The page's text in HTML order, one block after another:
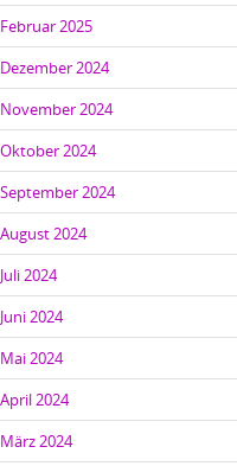
Februar 2025
Dezember 2024
November 2024
Oktober 2024
September 2024
August 2024
Juli 2024
Juni 2024
Mai 2024
April 2024
März 2024